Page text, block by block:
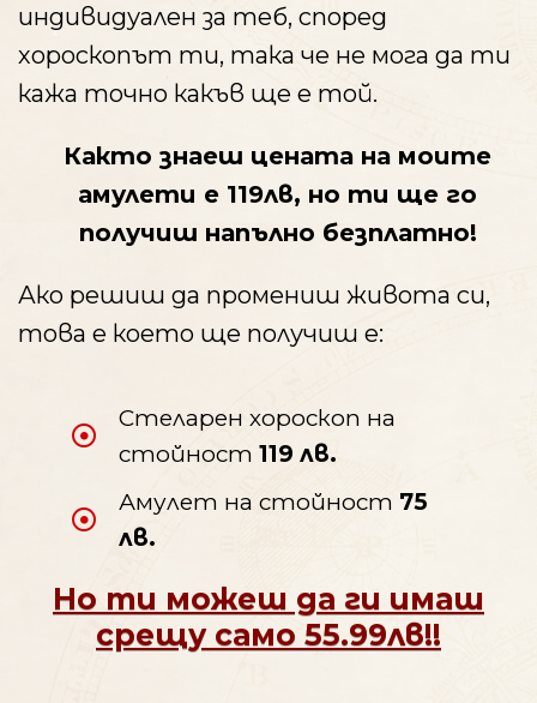
индивидуален за теб, според
хороскопът ти, така че не мога да ти
кажа точно какъв ще е той.
Както знаеш цената на моите
амулети е 119лв, но ти ще го
получиш напълно безплатно!
Ако решиш да промениш живота си,
това е което ще получиш е:
Стеларен хороскоп на
стойност119лв.
Амулет на стойност 75
лв.
Но ти можеш да ги имаш
срещу само 55.99лв!!